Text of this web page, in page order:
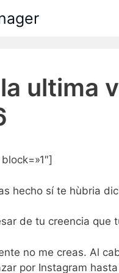
ultima
hecho sí te hùbria
de tu creencia que
no me creas. Al
por Instagram